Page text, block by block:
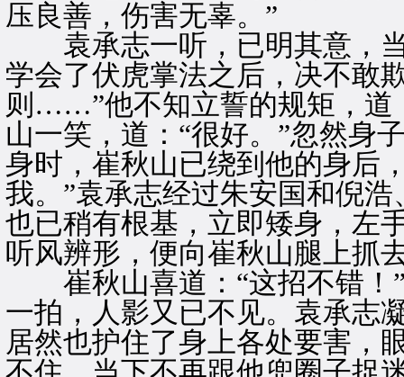
压良善，伤害无辜。”
袁承志一听，已明其意，当
学会了伏虎掌法之后，决不敢
则……”他不知立誓的规矩，道
山一笑，道：“很好。”忽然身
身时，崔秋山已绕到他的身后
我。”袁承志经过朱安国和倪
也已稍有根基，立即矮身，左
听风辨形，便向崔秋山腿上抓
崔秋山喜道：“这招不错！”
一拍，人影又已不见。袁承志
居然也护住了身上各处要害，